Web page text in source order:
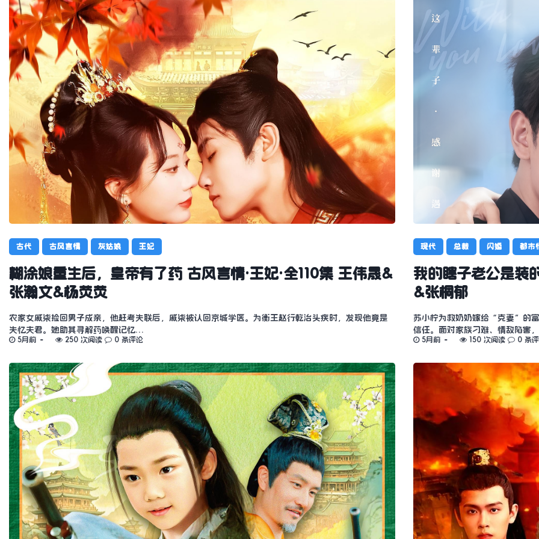
古代 古风言情 灰姑娘 王妃
糊涂娘重生后，皇帝有了药 古风言情·王妃·全110集 王伟晟&
张瀚文&杨荧荧
农家女戚柒捡回男子成亲，他赶考失联后，戚柒被认回京城学医。为衡王赵行乾治头疾时，发现他竟是
失忆夫君。她助其寻解药唤醒记忆…
5月前 250 次阅读 0 条评论
现代 总裁 闪婚 都市
我的瞎子老公是装
&张桐郁
苏小柠为救奶奶嫁给“克妻”的富
信任。面对家族刁难、情敌陷害
5月前 150 次阅读 0 条